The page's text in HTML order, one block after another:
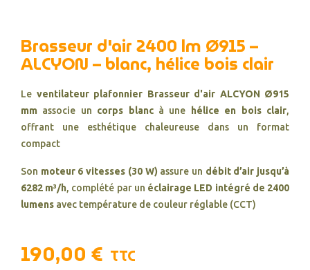
Brasseur d'air 2400 lm Ø915 –
ALCYON – blanc, hélice bois clair
Le ventilateur plafonnier Brasseur d'air ALCYON Ø915
mm associe un corps blancà une hélice en bois clair,
offrant une esthétique chaleureuse dans un format
compact
Son moteur 6 vitesses (30 W) assure un débit d’air jusqu’à
6282 m³/h, complété par un éclairage LED intégré de 2400
lumens avec température de couleur réglable (CCT)
190,00 € TTC